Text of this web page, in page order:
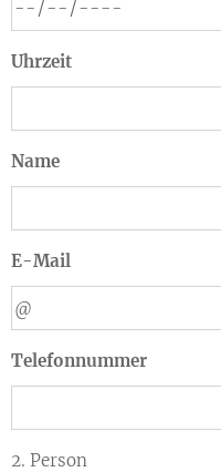
Uhrzeit
Name
E-Mail
Telefonnummer
2. Person